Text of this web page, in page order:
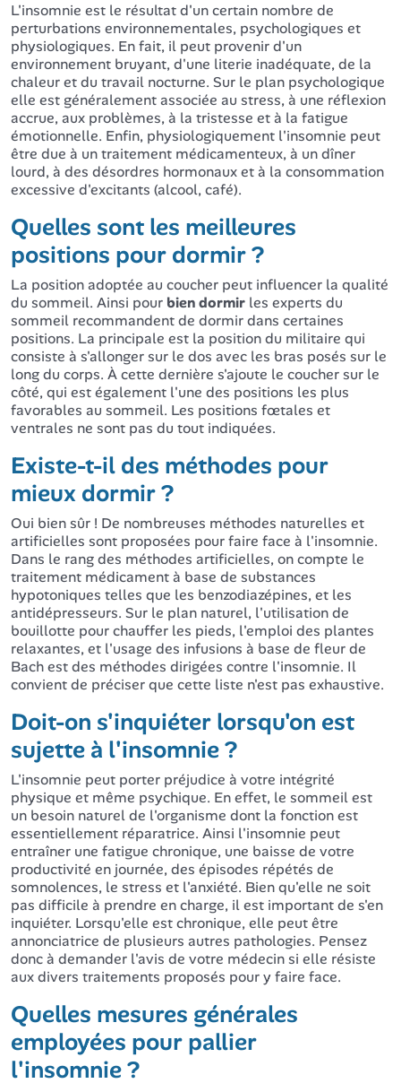
L'insomnie est le résultat d'un certain nombre de
perturbations environnementales, psychologiques et
physiologiques. En fait, il peut provenir d'un
environnement bruyant, d'une literie inadéquate, de la
chaleur et du travail nocturne. Sur le plan psychologique
elle est généralement associée au stress, à une réflexion
accrue, aux problèmes, à la tristesse et à la fatigue
émotionnelle. Enfin, physiologiquement l'insomnie peut
être due à un traitement médicamenteux, à un dîner
lourd, à des désordres hormonaux et à la consommation
excessive d'excitants (alcool, café).
Quelles sont les meilleures
positions pour dormir ?
La position adoptée au coucher peut influencer la qualité
du sommeil. Ainsi pour bien dormir les experts du
sommeil recommandent de dormir dans certaines
positions. La principale est la position du militaire qui
consiste à s'allonger sur le dos avec les bras posés sur le
long du corps. À cette dernière s'ajoute le coucher sur le
côté, qui est également l'une des positions les plus
favorables au sommeil. Les positions fœtales et
ventrales ne sont pas du tout indiquées.
Existe-t-il des méthodes pour
mieux dormir ?
Oui bien sûr ! De nombreuses méthodes naturelles et
artificielles sont proposées pour faire face à l'insomnie.
Dans le rang des méthodes artificielles, on compte le
traitement médicament à base de substances
hypotoniques telles que les benzodiazépines, et les
antidépresseurs. Sur le plan naturel, l'utilisation de
bouillotte pour chauffer les pieds, l'emploi des plantes
relaxantes, et l'usage des infusions à base de fleur de
Bach est des méthodes dirigées contre l'insomnie. Il
convient de préciser que cette liste n'est pas exhaustive.
Doit-on s'inquiéter lorsqu'on est
sujette à l'insomnie ?
L'insomnie peut porter préjudice à votre intégrité
physique et même psychique. En effet, le sommeil est
un besoin naturel de l'organisme dont la fonction est
essentiellement réparatrice. Ainsi l'insomnie peut
entraîner une fatigue chronique, une baisse de votre
productivité en journée, des épisodes répétés de
somnolences, le stress et l'anxiété. Bien qu'elle ne soit
pas difficile à prendre en charge, il est important de s'en
inquiéter. Lorsqu'elle est chronique, elle peut être
annonciatrice de plusieurs autres pathologies. Pensez
donc à demander l'avis de votre médecin si elle résiste
aux divers traitements proposés pour y faire face.
Quelles mesures générales
employées pour pallier
l'insomnie ?